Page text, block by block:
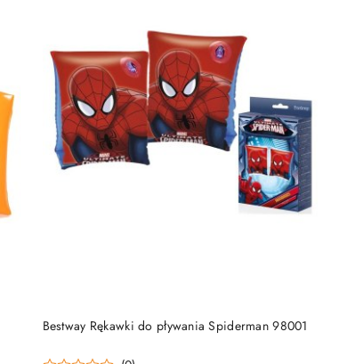
Bestway Rękawki do pływania Spiderman 98001
DODAJ DO KOSZYKA